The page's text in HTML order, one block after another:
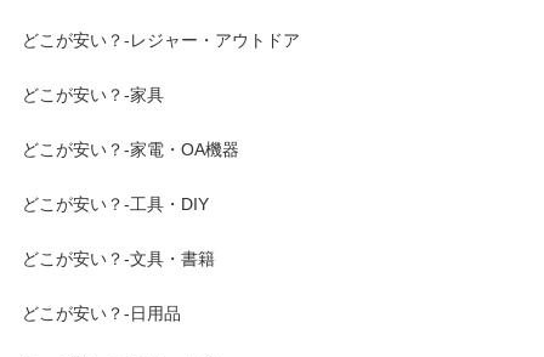
どこが安い？-レジャー・アウトドア
どこが安い？-家具
どこが安い？-家電・OA機器
どこが安い？-工具・DIY
どこが安い？-文具・書籍
どこが安い？-日用品